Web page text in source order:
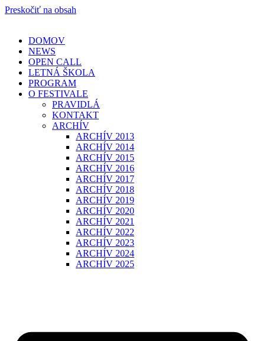
Preskočiť na obsah
DOMOV
NEWS
OPEN CALL
LETNÁ ŠKOLA
PROGRAM
O FESTIVALE
PRAVIDLÁ
KONTAKT
ARCHÍV
ARCHÍV 2013
ARCHÍV 2014
ARCHÍV 2015
ARCHÍV 2016
ARCHÍV 2017
ARCHÍV 2018
ARCHÍV 2019
ARCHÍV 2020
ARCHÍV 2021
ARCHÍV 2022
ARCHÍV 2023
ARCHÍV 2024
ARCHÍV 2025